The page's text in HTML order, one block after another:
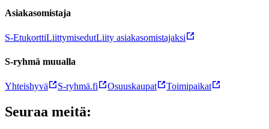
Asiakasomistaja
S-EtukorttiLiittymisedutLiity asiakasomistajaksi
S-ryhmä muualla
Yhteishyvä S-ryhmä.fi Osuuskaupat Toimipaikat
Seuraa meitä: